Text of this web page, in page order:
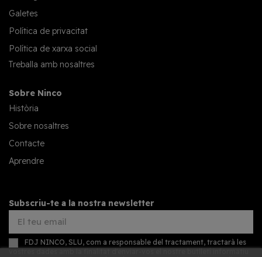
Galetes
Política de privacitat
Política de xarxa social
Treballa amb nosaltres
Sobre Ninco
Història
Sobre nosaltres
Contacte
Aprendre
Subscriu-te a la nostra newsletter
FDJ NINCO, SLU, com a responsable del tractament, tractarà les